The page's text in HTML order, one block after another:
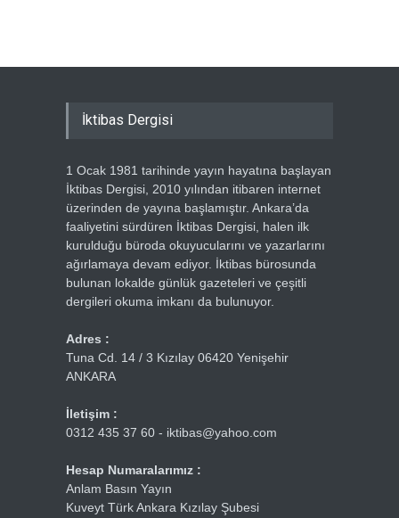
İktibas Dergisi
1 Ocak 1981 tarihinde yayın hayatına başlayan
İktibas Dergisi, 2010 yılından itibaren internet
üzerinden de yayına başlamıştır. Ankara’da
faaliyetini sürdüren İktibas Dergisi, halen ilk
kurulduğu büroda okuyucularını ve yazarlarını
ağırlamaya devam ediyor. İktibas bürosunda
bulunan lokalde günlük gazeteleri ve çeşitli
dergileri okuma imkanı da bulunuyor.
Adres :
Tuna Cd. 14 / 3 Kızılay 06420 Yenişehir
ANKARA
İletişim :
0312 435 37 60 - iktibas@yahoo.com
Hesap Numaralarımız :
Anlam Basın Yayın
Kuveyt Türk Ankara Kızılay Şubesi